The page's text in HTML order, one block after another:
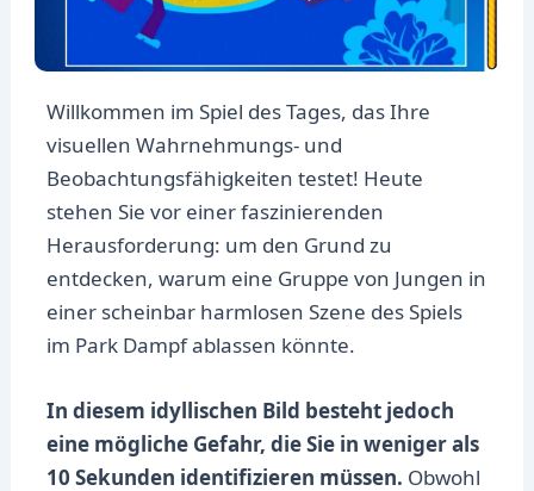
Willkommen im Spiel des Tages, das Ihre
visuellen Wahrnehmungs- und
Beobachtungsfähigkeiten testet! Heute
stehen Sie vor einer faszinierenden
Herausforderung: um den Grund zu
entdecken, warum eine Gruppe von Jungen in
einer scheinbar harmlosen Szene des Spiels
im Park Dampf ablassen könnte.
In diesem idyllischen Bild besteht jedoch
eine mögliche Gefahr, die Sie in weniger als
10 Sekunden identifizieren müssen. Obwohl